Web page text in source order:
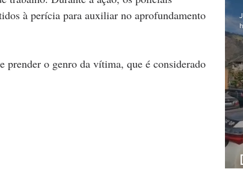
à perícia para auxiliar no aprofundamento
o genro da vítima, que é considerado